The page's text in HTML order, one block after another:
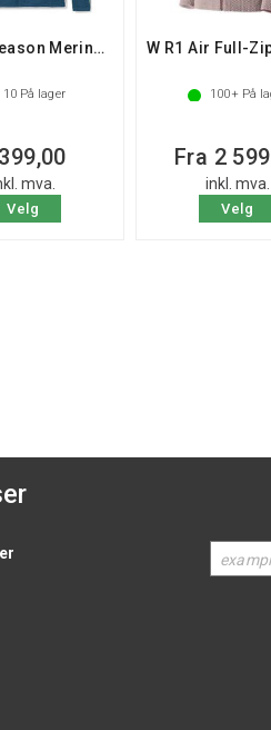
W Cl AllSeason Merino Base Layer 1/4 Zip
10På lager
mva.
Velg
W R1 Air Full-
100+På
Fra 2
inkl. mva.
Velg